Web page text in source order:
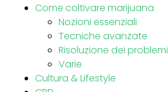
Come coltivare marijuana
Nozioni essenziali
Tecniche avanzate
Risoluzione dei problemi
Varie
Cultura & Lifestyle